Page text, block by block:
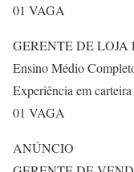
01 VAGA
GERENTE DE LOJA
Ensino Médio
Experiência em
01 VAGA
ANÚNCIO